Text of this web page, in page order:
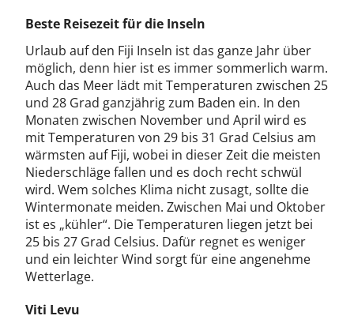
Beste Reisezeit für die Inseln
Urlaub auf den Fiji Inseln ist das ganze Jahr über
möglich, denn hier ist es immer sommerlich warm.
Auch das Meer lädt mit Temperaturen zwischen 25
und 28 Grad ganzjährig zum Baden ein. In den
Monaten zwischen November und April wird es
mit Temperaturen von 29 bis 31 Grad Celsius am
wärmsten auf Fiji, wobei in dieser Zeit die meisten
Niederschläge fallen und es doch recht schwül
wird. Wem solches Klima nicht zusagt, sollte die
Wintermonate meiden. Zwischen Mai und Oktober
ist es „kühler“. Die Temperaturen liegen jetzt bei
25 bis 27 Grad Celsius. Dafür regnet es weniger
und ein leichter Wind sorgt für eine angenehme
Wetterlage.
Viti Levu